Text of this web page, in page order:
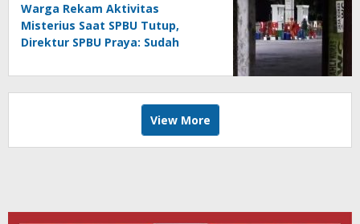
Warga Rekam Aktivitas
Misterius Saat SPBU Tutup,
Direktur SPBU Praya: Sudah
View More